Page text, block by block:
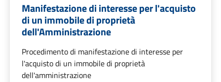
Manifestazione di interesse per l'acquisto
di un immobile di proprietà
dell'Amministrazione
Procedimento di manifestazione di interesse per
l'acquisto di un immobile di proprietà
dell'amministrazione